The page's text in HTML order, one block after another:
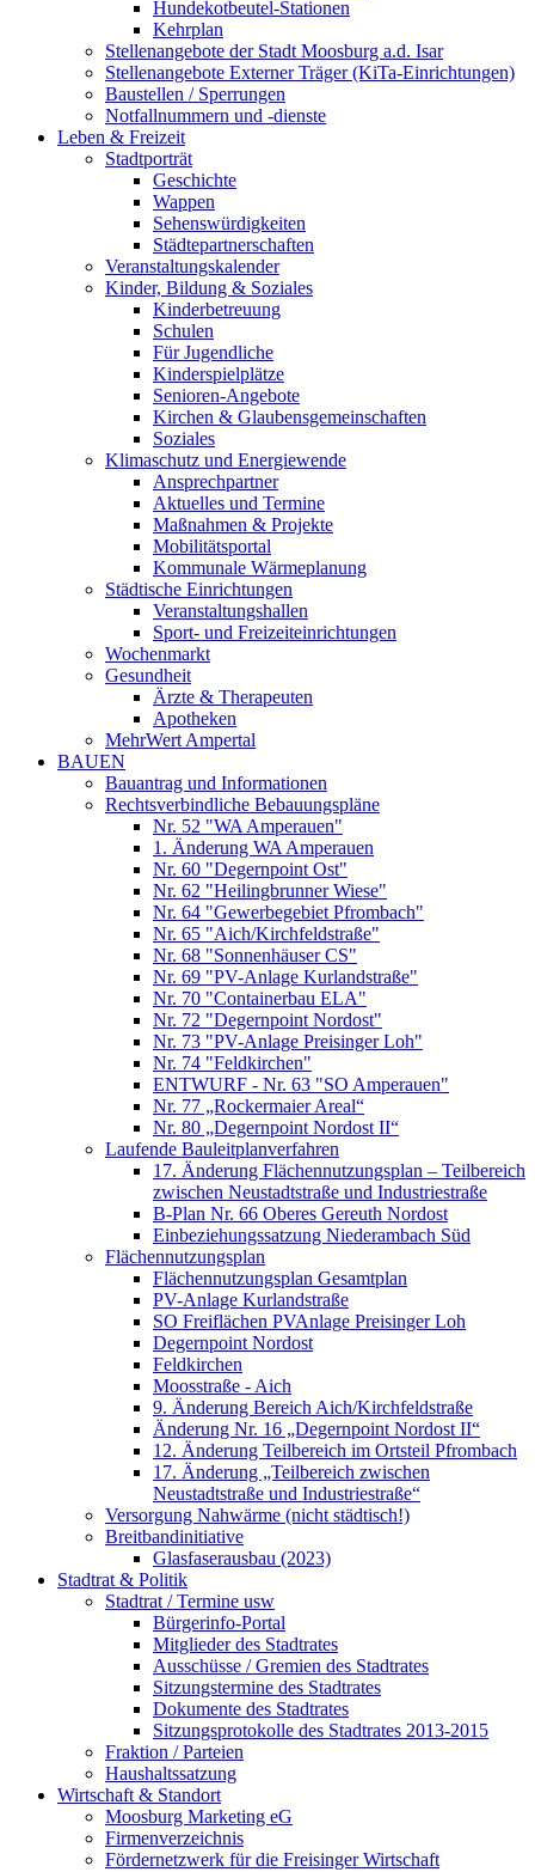
Hundekotbeutel-Stationen
Kehrplan
Stellenangebote der Stadt Moosburg a.d. Isar
Stellenangebote Externer Träger (KiTa-Einrichtungen)
Baustellen / Sperrungen
Notfallnummern und -dienste
Leben & Freizeit
Stadtporträt
Geschichte
Wappen
Sehenswürdigkeiten
Städtepartnerschaften
Veranstaltungskalender
Kinder, Bildung & Soziales
Kinderbetreuung
Schulen
Für Jugendliche
Kinderspielplätze
Senioren-Angebote
Kirchen & Glaubensgemeinschaften
Soziales
Klimaschutz und Energiewende
Ansprechpartner
Aktuelles und Termine
Maßnahmen & Projekte
Mobilitätsportal
Kommunale Wärmeplanung
Städtische Einrichtungen
Veranstaltungshallen
Sport- und Freizeiteinrichtungen
Wochenmarkt
Gesundheit
Ärzte & Therapeuten
Apotheken
MehrWert Ampertal
BAUEN
Bauantrag und Informationen
Rechtsverbindliche Bebauungspläne
Nr. 52 "WA Amperauen"
1. Änderung WA Amperauen
Nr. 60 "Degernpoint Ost"
Nr. 62 "Heilingbrunner Wiese"
Nr. 64 "Gewerbegebiet Pfrombach"
Nr. 65 "Aich/Kirchfeldstraße"
Nr. 68 "Sonnenhäuser CS"
Nr. 69 "PV-Anlage Kurlandstraße"
Nr. 70 "Containerbau ELA"
Nr. 72 "Degernpoint Nordost"
Nr. 73 "PV-Anlage Preisinger Loh"
Nr. 74 "Feldkirchen"
ENTWURF - Nr. 63 "SO Amperauen"
Nr. 77 „Rockermaier Areal“
Nr. 80 „Degernpoint Nordost II“
Laufende Bauleitplanverfahren
17. Änderung Flächennutzungsplan – Teilbereich
zwischen Neustadtstraße und Industriestraße
B-Plan Nr. 66 Oberes Gereuth Nordost
Einbeziehungssatzung Niederambach Süd
Flächennutzungsplan
Flächennutzungsplan Gesamtplan
PV-Anlage Kurlandstraße
SO Freiflächen PV­Anlage Preisinger Loh
Degernpoint Nordost
Feldkirchen
Moosstraße - Aich
9. Änderung Bereich Aich/Kirchfeldstraße
Änderung Nr. 16 „Degernpoint Nordost II“
12. Änderung Teilbereich im Ortsteil Pfrombach
17. Änderung „Teilbereich zwischen
Neustadtstraße und Industriestraße“
Versorgung Nahwärme (nicht städtisch!)
Breitbandinitiative
Glasfaserausbau (2023)
Stadtrat & Politik
Stadtrat / Termine usw
Bürgerinfo-Portal
Mitglieder des Stadtrates
Ausschüsse / Gremien des Stadtrates
Sitzungstermine des Stadtrates
Dokumente des Stadtrates
Sitzungsprotokolle des Stadtrates 2013-2015
Fraktion / Parteien
Haushaltssatzung
Wirtschaft & Standort
Moosburg Marketing eG
Firmenverzeichnis
Fördernetzwerk für die Freisinger Wirtschaft